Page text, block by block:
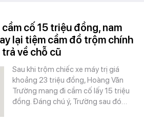
cố 15 triệu đồng, nam
lại tiệm cầm đồ trộm chính
về chỗ cũ
Sau khi trộm chiếc xe máy trị giá
khoảng 23 triệu đồng, Hoàng Văn
Trường mang đi cầm cố lấy 15 triệu
đồng. Đáng chú ý, Trường sau đó…